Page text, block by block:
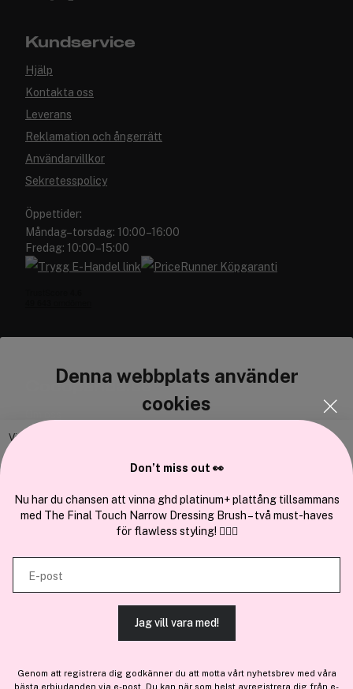
Denna webbplats använder
cookies
Vi använder enhetsidentifierare för att anpassa innehållet och
och annan information från din enhet till de sociala medier och annons-
och analysföretag som vi samarbetar med. Dessa kan i sin tur
kombinera informationen med annan information som du har
tillhandahållit eller som de har samlat in när du har använt deras
tjänster.
TILLÅT ALLA COOKIES
Kundservice
Hjälp
Kontakta oss
Leverans
Reklamation och ångerrätt
Användarvillkor
Sekretesspolicy
Öppettider:
Måndag–torsdag: 10:00–16:00
Fredag: 10:00–15:00
Cocopanda.se
En del avBrandsdal Group AS
Don’t miss out 👀
Nu har du chansen att vinna ghd platinum+ plattång tillsammans
med The Final Touch Narrow Dressing Brush – två must-haves
för flawless styling! 💇‍♀️✨
E-post
Jag vill vara med!
Genom att registrera dig godkänner du att motta vårt nyhetsbrev med våra
bästa erbjudanden via e-post. Du kan när som helst avregistrera dig från e-